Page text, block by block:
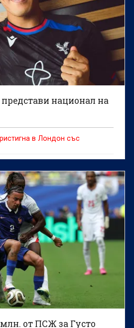
национал на
в Лондон със
от ПСЖ за Густо